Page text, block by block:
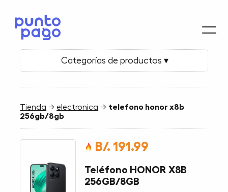
Categorías de productos ▾
Tienda →electronica → telefono honor x8b
256gb/8gb
B/. 191.99
Teléfono HONOR X8B
256GB/8GB